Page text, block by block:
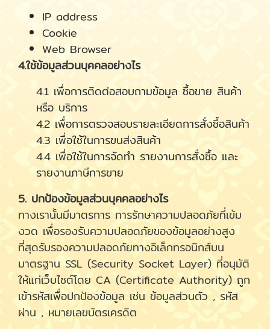
IP address
Cookie
Web Browser
4.ใช้ข้อมูลส่วนบุคคลอย่างไร
4.1 เพื่อการติดต่อสอบถามข้อมูล ซื้อขาย สินค้า
หรือ บริการ
4.2 เพื่อการตรวจสอบรายละเอียดการสั่งซื้อสินค้า
4.3 เพื่อใช้ในการขนส่งสินค้า
4.4 เพื่อใช้ในการจัดทำ รายงานการสั่งซื้อ และ
รายงานภาษีการขาย
5. ปกป้องข้อมูลส่วนบุคคลอย่างไร
ทางเรานั้นมีมาตรการ การรักษาความปลอดภัยที่เข้ม
งวด เพื่อรองรับความปลอดภัยของข้อมูลอย่างสูง
ที่สุดรับรองความปลอดภัยทางอิเล็กทรอนิกส์บน
มาตรฐาน SSL (Security Socket Layer) ที่อนุมัติ
ให้แก่เว็บไซต์โดย CA (Certificate Authority) ถูก
เข้ารหัสเพื่อปกป้องข้อมูล เช่น ข้อมูลส่วนตัว , รหัส
ผ่าน , หมายเลขบัตรเครดิต